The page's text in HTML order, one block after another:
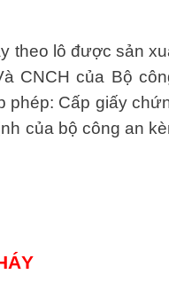
theo lô được sản
CNCH của Bộ
phép: Cấp giấy
của bộ công an